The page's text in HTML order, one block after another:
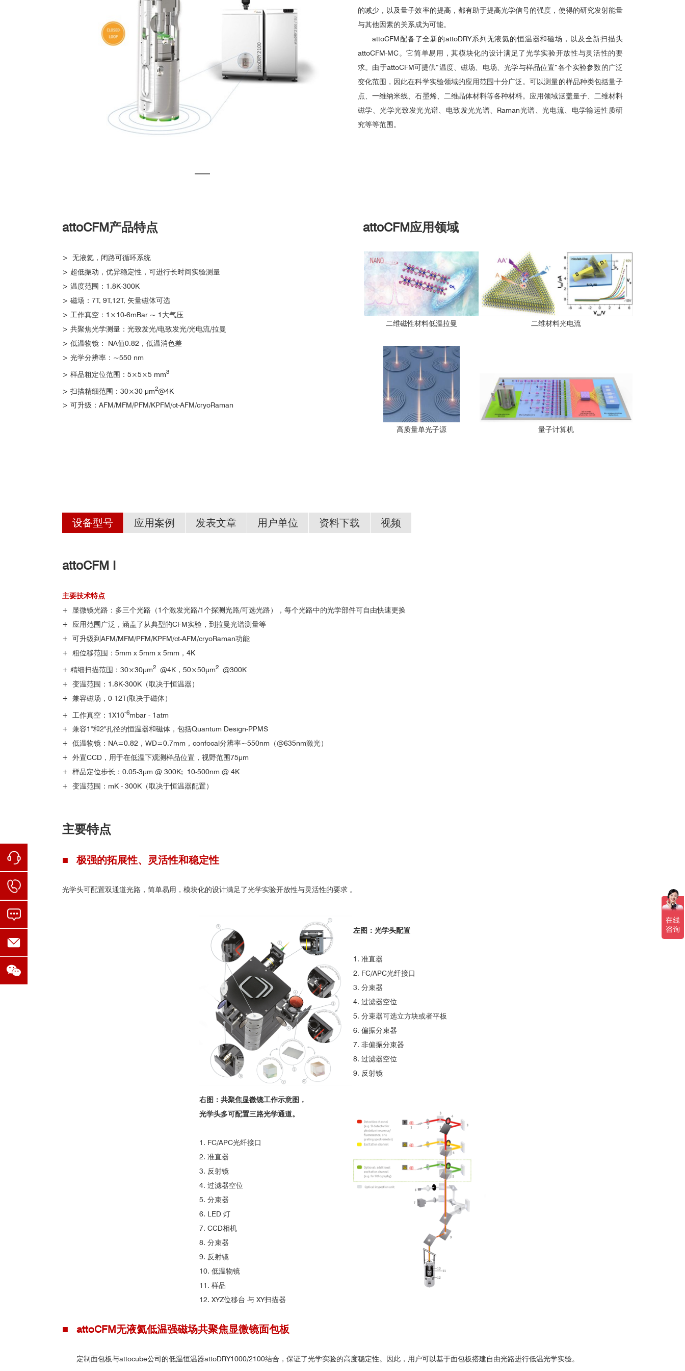
的减少，以及量子效率的提高，都有助于提高光学信号的强度，使得的研究发射能量
与其他因素的关系成为可能。
attoCFM配备了全新的attoDRY系列无液氦的恒温器和磁场，以及全新扫描头
attoCFM-MC。它简单易用，其模块化的设计满足了光学实验开放性与灵活性的要
求。由于attoCFM可提供“温度、磁场、电场、光学与样品位置”各个实验参数的广泛
变化范围，因此在科学实验领域的应用范围十分广泛。可以测量的样品种类包括量子
点、一维纳米线、石墨烯、二维晶体材料等各种材料。应用领域涵盖量子、二维材料
磁学、光学光致发光光谱、电致发光光谱、Raman光谱、光电流、电学输运性质研
究等等范围。
attoCFM产品特点
> 无液氦，闭路可循环系统
> 超低振动，优异稳定性，可进行长时间实验测量
> 温度范围：1.8K-300K
> 磁场：7T, 9T,12T, 矢量磁体可选
> 工作真空：1×10-6mBar ~ 1大气压
> 共聚焦光学测量：光致发光/电致发光/光电流/拉曼
> 低温物镜： NA值0.82，低温消色差
> 光学分辨率：~550 nm
> 样品粗定位范围：5×5×5 mm3
> 扫描精细范围：30×30 μm2@4K
> 可升级：AFM/MFM/PFM/KPFM/ct-AFM/cryoRaman
attoCFM应用领域
二维磁性材料低温拉曼 二维材料光电流
高质量单光子源 量子计算机
设备型号 应用案例 发表文章 用户单位 资料下载 视频
attoCFM I
主要技术特点
+ 显微镜光路：多三个光路（1个激发光路/1个探测光路/可选光路），每个光路中的光学部件可自由快速更换
+ 应用范围广泛，涵盖了从典型的CFM实验，到拉曼光谱测量等
+ 可升级到AFM/MFM/PFM/KPFM/ct-AFM/cryoRaman功能
+ 粗位移范围：5mm x 5mm x 5mm，4K
+ 精细扫描范围：30×30μm2 @4K，50×50μm2 @300K
+ 变温范围：1.8K-300K（取决于恒温器）
+ 兼容磁场，0-12T(取决于磁体）
+ 工作真空：1X10-6mbar - 1atm
+ 兼容1"和2"孔径的恒温器和磁体，包括Quantum Design-PPMS
+ 低温物镜：NA=0.82，WD=0.7mm，confocal分辨率~550nm（@635nm激光）
+ 外置CCD，用于在低温下观测样品位置，视野范围75μm
+ 样品定位步长：0.05-3μm @ 300K; 10-500nm @ 4K
+ 变温范围：mK - 300K（取决于恒温器配置）
主要特点
■ 极强的拓展性、灵活性和稳定性
光学头可配置双通道光路，简单易用，模块化的设计满足了光学实验开放性与灵活性的要求 。
左图：光学头配置
1. 准直器
2. FC/APC光纤接口
3. 分束器
4. 过滤器空位
5. 分束器可选立方块或者平板
6. 偏振分束器
7. 非偏振分束器
8. 过滤器空位
9. 反射镜
右图：共聚焦显微镜工作示意图，
光学头多可配置三路光学通道。
1. FC/APC光纤接口
2. 准直器
3. 反射镜
4. 过滤器空位
5. 分束器
6. LED 灯
7. CCD相机
8. 分束器
9. 反射镜
10. 低温物镜
11. 样品
12. XYZ位移台 与 XY扫描器
■ attoCFM无液氦低温强磁场共聚焦显微镜面包板
定制面包板与attocube公司的低温恒温器attoDRY1000/2100结合，保证了光学实验的高度稳定性。因此，用户可以基于面包板搭建自由光路进行低温光学实验。
■低温共聚焦显微镜助力设计光电子器件的范德瓦尔斯界面
超晶格中的低温光电与磁光性质
2 WSe2 /WS
•
•
•
•
•
•
•
国内部分用户：
北京大学
中国科技大学
中科院上海应用技术物理研究所
国外部分用户：